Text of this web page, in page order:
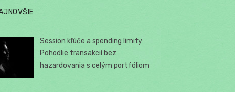
Session kľúče a spending limity:
Pohodlie transakcií bez
hazardovania s celým portfóliom